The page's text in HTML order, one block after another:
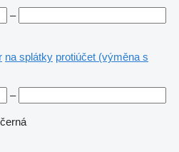
–
na splátky protiúčet (výměna s
–
černá